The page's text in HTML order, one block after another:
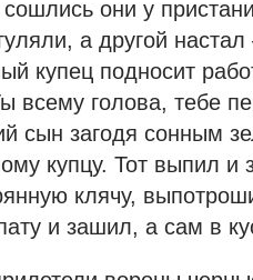
они у
а другой
купец подносит
всему голова, тебе
сын загодя сонным
купцу. Тот выпил и
клячу,
и зашил, а сам в